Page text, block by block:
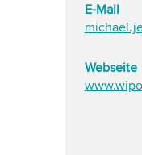
E-Mail
Webseite